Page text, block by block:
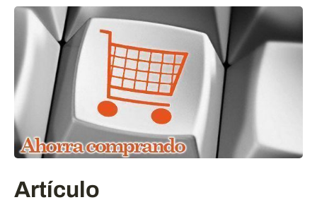
Artículo